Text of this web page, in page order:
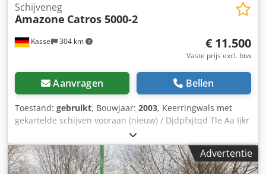
Kassel 304 km
Schijveneg
Amazone Catros 5000-2
€ 11.500
Vaste prijs excl. btw
Aanvragen Bellen
Toestand: gebruikt, Bouwjaar: 2003, Keerringwals met
gekartelde schijven vooraan (nieuw) / Djdpfxjtqd Tle Aa Ijkr
Advertentie